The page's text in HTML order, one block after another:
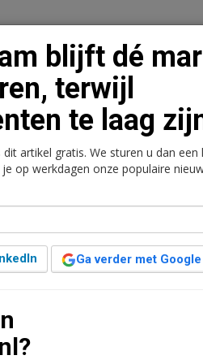
Abonnementen
Logistiek Juridisch | Fiscaal
core
te laag
blijft dé
terwijl
te laag
artikel gratis. We sturen u dan een
op werkdagen onze populaire
Ga verder met Google